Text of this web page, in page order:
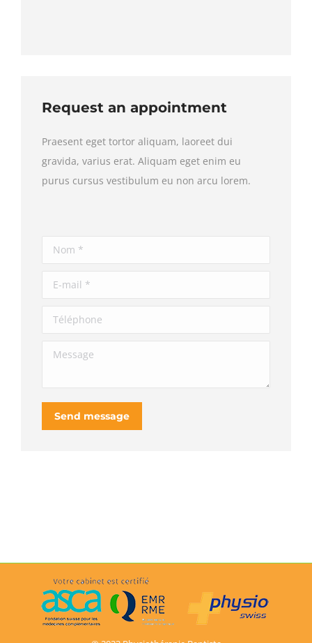
Request an appointment
Praesent eget tortor aliquam, laoreet dui
gravida, varius erat. Aliquam eget enim eu
purus cursus vestibulum eu non arcu lorem.
Nom *
E-mail *
Téléphone
Message
Send message